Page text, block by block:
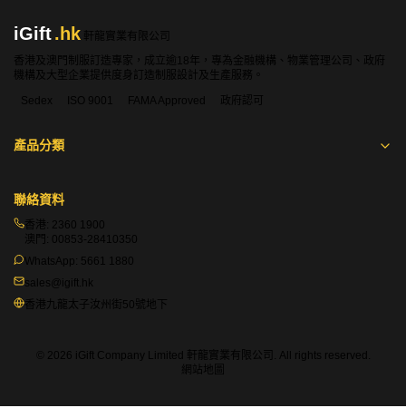
iGift.hk
軒龍實業有限公司
香港及澳門制服訂造專家，成立逾18年，專為金融機構、物業管理公司、政府
機構及大型企業提供度身訂造制服設計及生產服務。
Sedex
ISO 9001 FAMA Approved 政府認可
產品分類
聯絡資料
香港: 2360 1900
澳門: 00853-28410350
WhatsApp: 5661 1880
sales@igift.hk
香港九龍太子汝州街50號地下
© 2026 iGift Company Limited 軒龍實業有限公司. All rights reserved.
網站地圖